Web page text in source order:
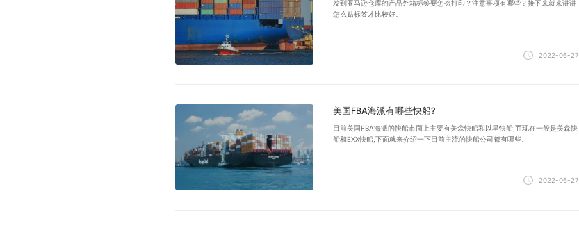
发到亚马逊仓库的产品外箱标签要怎么打印？注意事项有哪些？接下来就来讲讲
怎么贴标签才比较好。
2022-06-27
美国FBA海派有哪些快船?
目前美国FBA海派的快船市面上主要有美森快船和以星快船,而现在一般是美森快
船和EXX快船,下面就来介绍一下目前主流的快船公司都有哪些。
2022-06-27